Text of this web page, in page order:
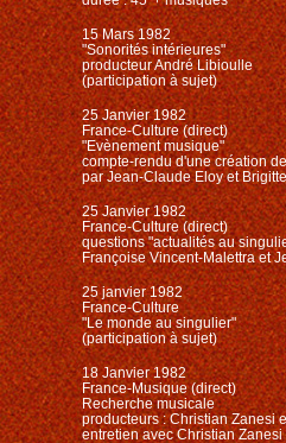
15 Mars 1982
"Sonorités intérieures"
producteur André Libioulle
(participation à sujet)
25 Janvier 1982
France-Culture (direct)
"Evènement musique"
compte-rendu d'une création
par Jean-Claude Eloy et
25 Janvier 1982
France-Culture (direct)
questions "actualités au
Françoise Vincent-Malettra et
25 janvier 1982
France-Culture
"Le monde au singulier"
(participation à sujet)
18 Janvier 1982
France-Musique (direct)
Recherche musicale
producteurs : Christian Zanesi
entretien avec Christian